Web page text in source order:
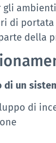
di
della
un
di